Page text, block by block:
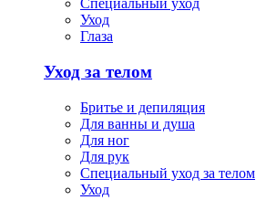
Специальный уход
Уход
Глаза
Уход за телом
Бритье и депиляция
Для ванны и душа
Для ног
Для рук
Специальный уход за телом
Уход